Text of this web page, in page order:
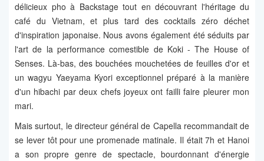
délicieux pho à Backstage tout en découvrant l'héritage du
café du Vietnam, et plus tard des cocktails zéro déchet
d'inspiration japonaise. Nous avons également été séduits par
l'art de la performance comestible de Koki - The House of
Senses. Là-bas, des bouchées mouchetées de feuilles d'or et
un wagyu Yaeyama Kyori exceptionnel préparé à la manière
d'un hibachi par deux chefs joyeux ont failli faire pleurer mon
mari.
Mais surtout, le directeur général de Capella recommandait de
se lever tôt pour une promenade matinale. Il était 7h et Hanoi
a son propre genre de spectacle, bourdonnant d'énergie